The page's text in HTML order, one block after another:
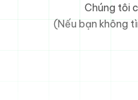
Chúng tôi
(Nếu bạn không